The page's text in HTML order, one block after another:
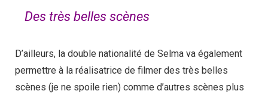
Des très belles scènes
D’ailleurs, la double nationalité de Selma va également
permettre à la réalisatrice de filmer des très belles
scènes (je ne spoile rien) comme d’autres scènes plus